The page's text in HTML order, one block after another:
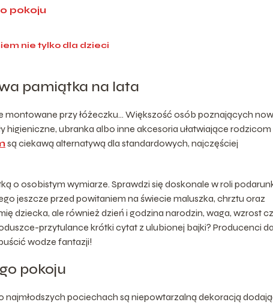
pokoju
nie tylko dla dzieci
pamiątka na lata
montowane przy łóżeczku… Większość osób poznających
higieniczne, ubranka albo inne akcesoria ułatwiające rodzicom
są ciekawą alternatywą dla standardowych, najczęściej
o osobistym wymiarze. Sprawdzi się doskonale w roli
jeszcze przed powitaniem na świecie maluszka, chrztu oraz
dziecka, ale również dzień i godzina narodzin, waga, wzrost
przytulance krótki cytat z ulubionej bajki? Producenci
wodze fantazji!
pokoju
najmłodszych pociechach są niepowtarzalną dekoracją